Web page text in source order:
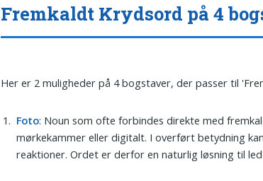
Fremkaldt Krydsord på 4
Her er 2 muligheder på 4 bogstaver, der passer til
Foto: Noun som ofte forbindes direkte med
mørkekammer eller digitalt. I overført betydning
reaktioner. Ordet er derfor en naturlig løsning til